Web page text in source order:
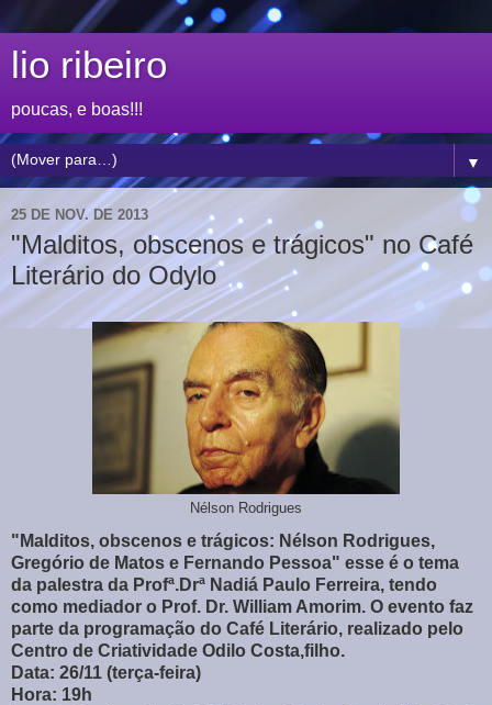
lio ribeiro
poucas, e boas!!!
▼
25 DE NOV. DE 2013
"Malditos, obscenos e trágicos" no Café
Literário do Odylo
Nélson Rodrigues
"Malditos, obscenos e trágicos: Nélson Rodrigues,
Gregório de Matos e Fernando Pessoa" esse é o tema
da palestra da Profª.Drª Nadiá Paulo Ferreira, tendo
como mediador o Prof. Dr. William Amorim. O evento faz
parte da programação do Café Literário, realizado pelo
Centro de Criatividade Odilo Costa,filho.
Data: 26/11 (terça-feira)
Hora: 19h